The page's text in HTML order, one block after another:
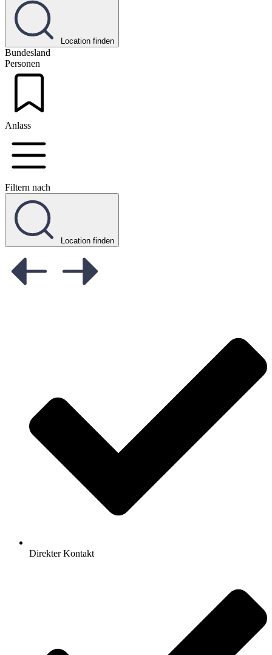
Location finden
Bundesland
Personen
Anlass
Filtern nach
Location finden
Direkter Kontakt